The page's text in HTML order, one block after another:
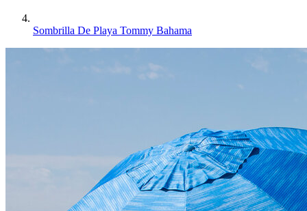
Sombrilla De Playa Tommy Bahama